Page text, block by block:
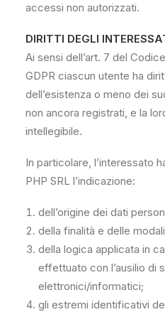
accessi non autorizzati.
DIRITTI DEGLI
Ai sensi dell’art. 7 del
GDPR ciascun utente ha
dell’esistenza o meno dei
non ancora registrati, e la
intellegibile.
In particolare, l’interessato
PHP SRL l’indicazione:
dell’origine dei dati
della finalità e delle
della logica applicata in
effettuato con l’ausilio di
elettronici/informatici;
gli estremi identificativi